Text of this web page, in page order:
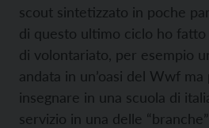
scout sintetizzato in poche
di questo ultimo ciclo ho fatto
di volontariato, per esempio
andata in un’oasi del Wwf ma
insegnare in una scuola di
servizio in una delle